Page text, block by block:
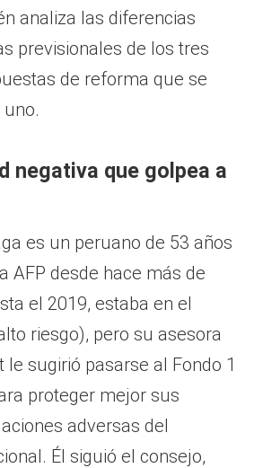
analiza las diferencias
previsionales de los tres
de reforma que se
negativa que golpea a
es un peruano de 53 años
AFP desde hace más de
el 2019, estaba en el
riesgo), pero su asesora
le sugirió pasarse al Fondo 1
proteger mejor sus
adversas del
Él siguió el consejo,